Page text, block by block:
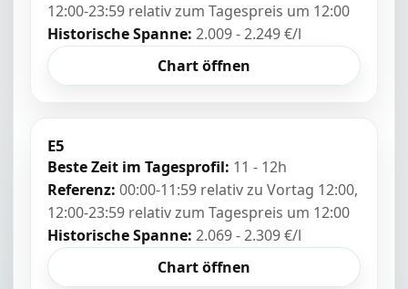
12:00-23:59 relativ zum Tagespreis um 12:00
Historische Spanne: 2.009 - 2.249 €/l
Chart öffnen
E5
Beste Zeit im Tagesprofil: 11 - 12h
Referenz: 00:00-11:59 relativ zu Vortag 12:00,
12:00-23:59 relativ zum Tagespreis um 12:00
Historische Spanne: 2.069 - 2.309 €/l
Chart öffnen